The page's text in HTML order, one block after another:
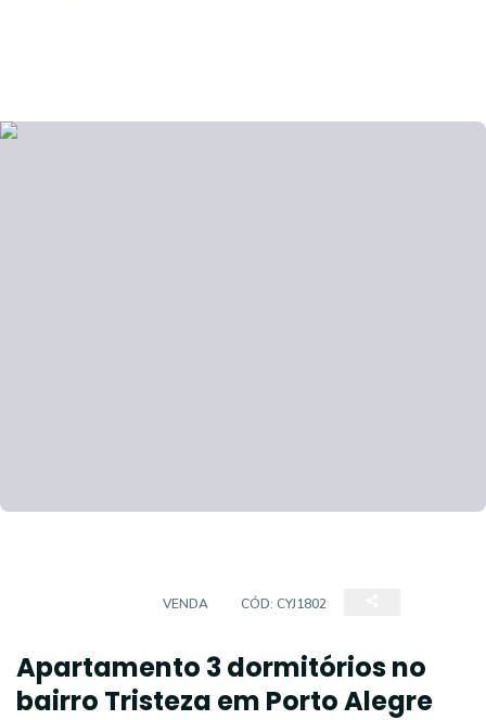
VENDA CÓD: CYJ1802
Apartamento 3 dormitórios no
bairro Tristeza em Porto Alegre